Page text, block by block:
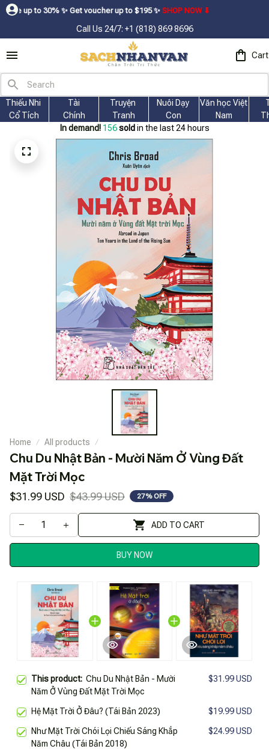
✨ㅤ Get voucher up to $195ㅤ ✨ㅤSHOP NOW ⬇
Call Us 24/7: +1 (818) 869 8696
Cart
Thiếu Nhi
Cổ Tích
Tài
Chính
Truyện
Tranh
Nuôi Dạy
Con
Văn học Việt
Nam
In demand! 156 sold in the last 24 hours
Home All products
Chu Du Nhật Bản - Mười Năm Ở Vùng Đất
Mặt Trời Mọc
$31.99 USD $43.99 USD 27% OFF
ADD TO CART
BUY NOW
This product: Chu Du Nhật Bản - Mười
Năm Ở Vùng Đất Mặt Trời Mọc
$31.99 USD
Hệ Mặt Trời Ở Đâu? (Tái Bản 2023) $19.99 USD
Như Mặt Trời Chói Lọi Chiếu Sáng Khắp
Năm Châu (Tái Bản 2018)
$24.99 USD